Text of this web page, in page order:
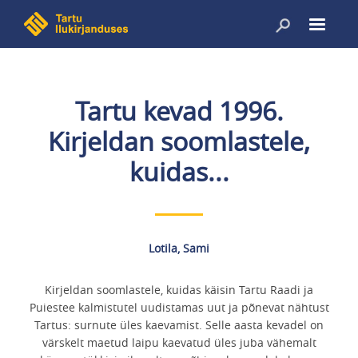
edasi
Tartu kevad 1996.
Kirjeldan soomlastele,
kuidas...
Lotila, Sami
Kirjeldan soomlastele, kuidas käisin Tartu Raadi ja
Puiestee kalmistutel uudistamas uut ja põnevat nähtust
Tartus: surnute üles kaevamist. Selle aasta kevadel on
värskelt maetud laipu kaevatud üles juba vähemalt